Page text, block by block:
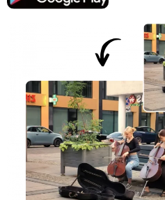
Kling 2.6
Sora 2.0 Kling 2.6 Pro
Wan 2.5
워터마크 리무버
배경 제거제
AI 배경
사진 복원